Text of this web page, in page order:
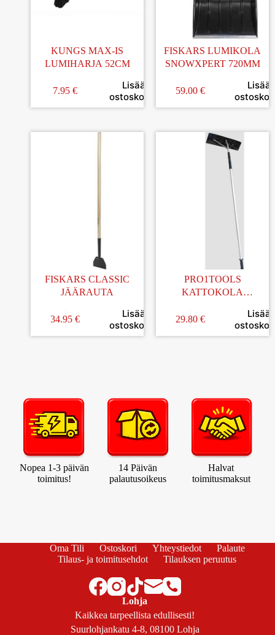
KUNGS MAX-IS
LUMIHARJA 52CM
7.95 €
Lisää
ostoskoriin
FISKARS LUMIKOLA
SNOWXPERT 720MM
59.00 €
Lisää
FISKARS CLASSIC
JÄÄRAUTA
34.95 €
Lisää
ostoskoriin
PRO1TOOLS
KATTOKOLA
6,3M LÖYSÄLLE
LUMELLE
29.80 €
Lisää
Nopea 1-3 päivän
toimitus!
14 Päivän
palautusoikeus
Halvat
toimitusmaksut
Oma Tili Ostoskori Yhteystiedot
Palaute
Tilaus- ja toimitusehdot
Tilauksen peruutus
Lohja
Kaikkea tarpeellista edullisesti!
Suurlohjankatu 4-8, 08100 Lohja